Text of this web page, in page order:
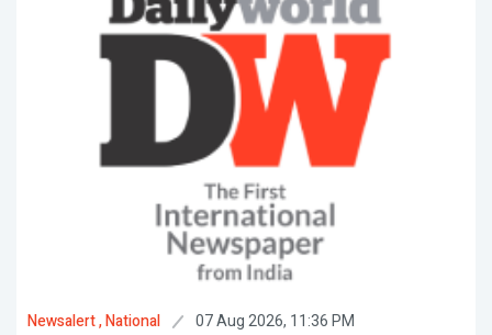
Newsalert, National 07 Aug 2026, 11:36 PM